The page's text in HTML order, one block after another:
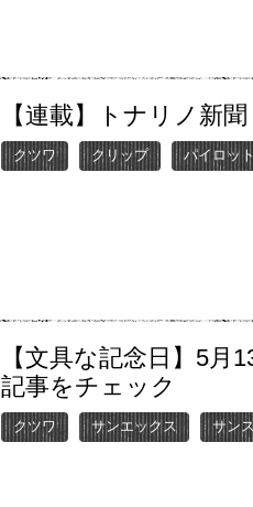
【連載】トナリノ新
クツワ クリップ パイロット
【文具な記念日】5月
記事をチェック
クツワ サンエックス サン